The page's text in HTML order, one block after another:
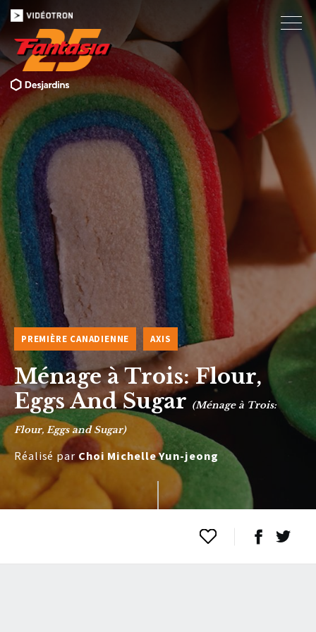
PREMIÈRE CANADIENNE AXIS
Ménage à Trois: Flour,
Eggs And Sugar (Ménage à Trois:
Flour, Eggs and Sugar)
Réalisé par Choi Michelle Yun-jeong